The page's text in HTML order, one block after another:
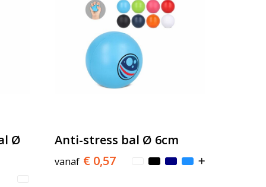
Ø
Anti-stress bal Ø 6cm
vanaf € 0,57